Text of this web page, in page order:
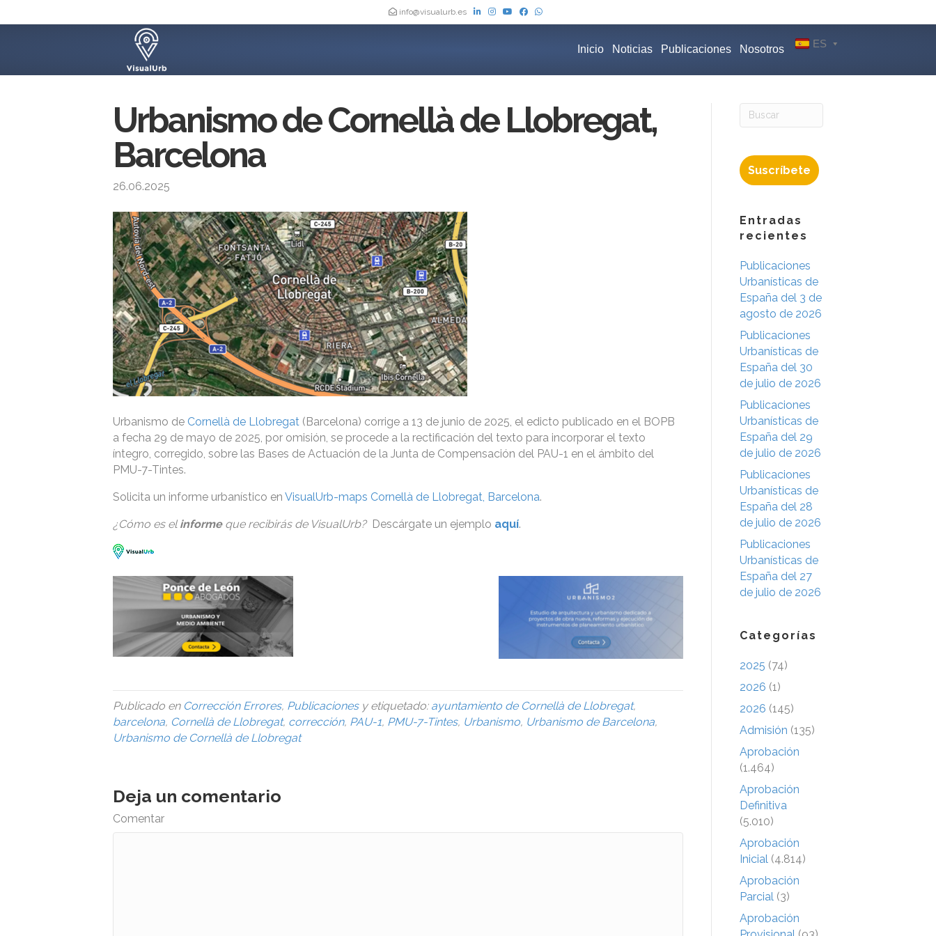
info@visualurb.es
Inicio Noticias Publicaciones Nosotros ES
Urbanismo de Cornellà de Llobregat,
Barcelona
26.06.2025
Urbanismo de Cornellà de Llobregat (Barcelona) corrige a 13 de junio de 2025, el edicto publicado en el BOPB
a fecha 29 de mayo de 2025, por omisión, se procede a la rectificación del texto para incorporar el texto
íntegro, corregido, sobre las Bases de Actuación de la Junta de Compensación del PAU-1 en el ámbito del
PMU-7-Tintes.
Solicita un informe urbanístico en VisualUrb-maps Cornellà de Llobregat, Barcelona.
¿Cómo es el informe que recibirás de VisualUrb?Descárgate un ejemplo aquí.
Publicado en Corrección Errores, Publicacionesy etiquetado: ayuntamiento de Cornellà de Llobregat,
barcelona, Cornellà de Llobregat, corrección, PAU-1, PMU-7-Tintes, Urbanismo, Urbanismo de Barcelona,
Urbanismo de Cornellà de Llobregat
Deja un comentario
Comentar
Suscríbete
Entradas
recientes
Publicaciones
Urbanísticas de
España del 3 de
agosto de 2026
Publicaciones
Urbanísticas de
España del 30
de julio de 2026
Publicaciones
Urbanísticas de
España del 29
de julio de 2026
Publicaciones
Urbanísticas de
España del 28
de julio de 2026
Publicaciones
Urbanísticas de
España del 27
de julio de 2026
Categorías
2025 (74)
2026 (1)
2026 (145)
Admisión (135)
Aprobación
(1.464)
Aprobación
Definitiva
(5.010)
Aprobación
Inicial (4.814)
Aprobación
Parcial (3)
Aprobación